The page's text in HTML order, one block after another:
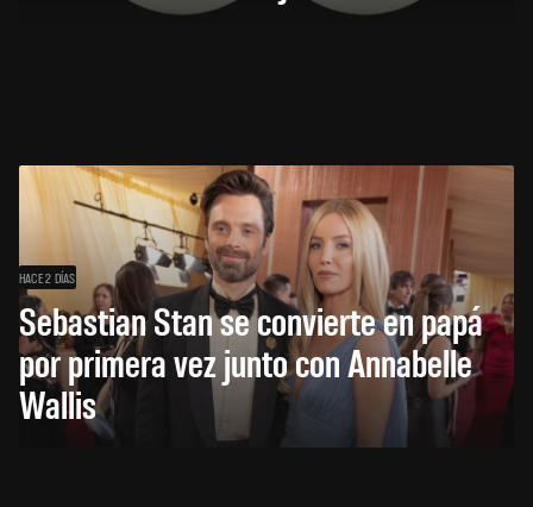
HACE 2 DÍAS
Sebastian Stan se convierte en papá
por primera vez junto con Annabelle
Wallis